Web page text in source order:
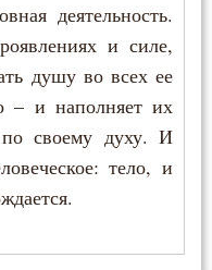
деятельность.
и силе,
душу во всех ее
– и наполняет их
своему духу. И
тело, и